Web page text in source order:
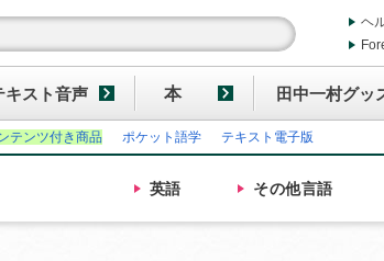
ヘ
キスト音声 本 田中一村グッ
テンツ付き商品 ポケット語学 テキスト電子版
英語 その他言語